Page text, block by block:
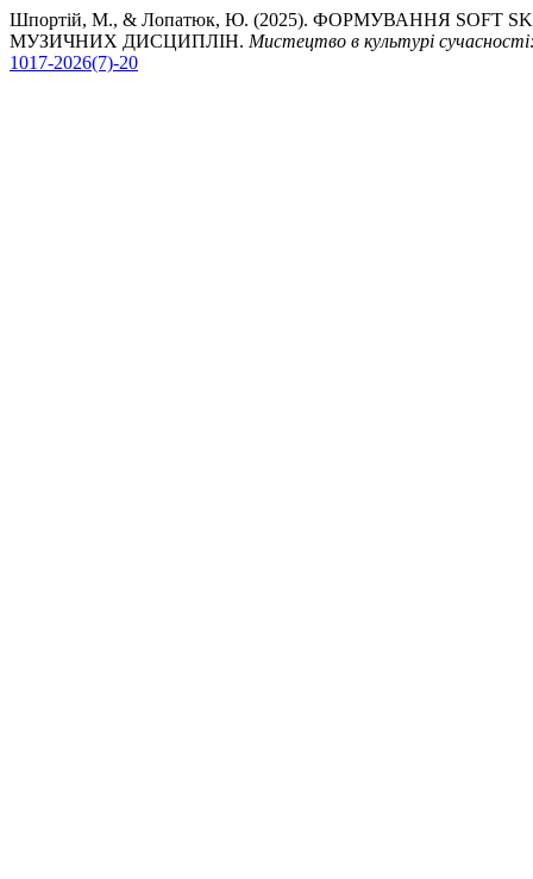
Шпортій, М., & Лопатюк, Ю. (2025). ФОРМУВАННЯ SOFT
МУЗИЧНИХ ДИСЦИПЛІН. Мистецтво в культурі
1017-2026(7)-20